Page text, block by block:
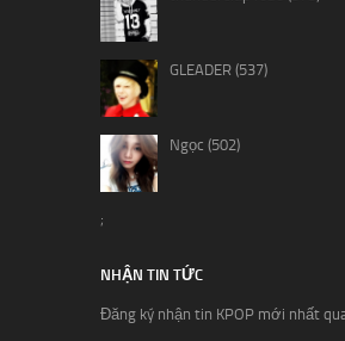
GLEADER (537)
Ngọc (502)
;
NHẬN TIN TỨC
Đăng ký nhận tin KPOP mới nhất